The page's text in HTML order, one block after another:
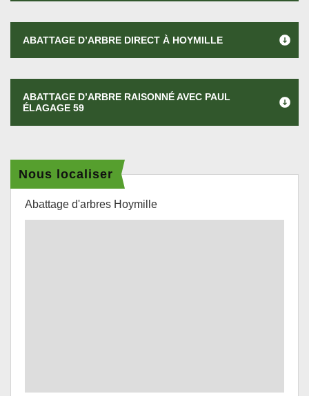
ABATTAGE D’ARBRE DIRECT À HOYMILLE
ABATTAGE D’ARBRE RAISONNÉ AVEC PAUL
ÉLAGAGE 59
Nous localiser
Abattage d'arbres Hoymille